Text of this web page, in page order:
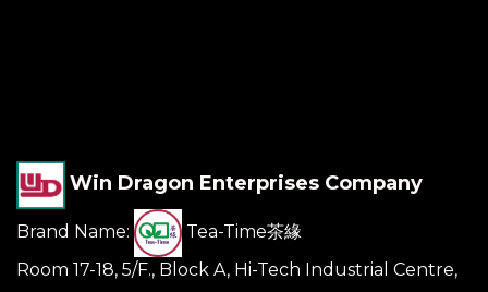
Win Dragon Enterprises Company
Brand Name:
Tea-Time茶緣
Room 17-18, 5/F., Block A, Hi-Tech Industrial Centre,